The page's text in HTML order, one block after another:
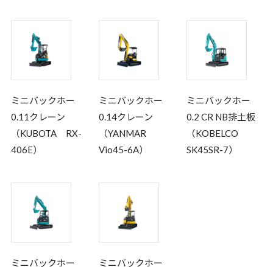
ミニバックホー
0.11クレーン
（KUBOTA RX-
406E）
ミニバックホー
0.14クレーン
（YANMAR
Vio45-6A）
ミニバックホー
0.2 CR NB排土板
（KOBELCO
SK45SR-7）
ミニバックホー
ミニバックホー